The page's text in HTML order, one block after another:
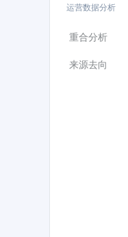
运营数据分析
重合分析
来源去向